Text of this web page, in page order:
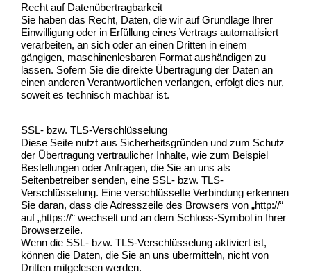
Recht auf Datenübertragbarkeit
Sie haben das Recht, Daten, die wir auf Grundlage Ihrer
Einwilligung oder in Erfüllung eines Vertrags automatisiert
verarbeiten, an sich oder an einen Dritten in einem
gängigen, maschinenlesbaren Format aushändigen zu
lassen. Sofern Sie die direkte Übertragung der Daten an
einen anderen Verantwortlichen verlangen, erfolgt dies nur,
soweit es technisch machbar ist.
SSL- bzw. TLS-Verschlüsselung
Diese Seite nutzt aus Sicherheitsgründen und zum Schutz
der Übertragung vertraulicher Inhalte, wie zum Beispiel
Bestellungen oder Anfragen, die Sie an uns als
Seitenbetreiber senden, eine SSL- bzw. TLS-
Verschlüsselung. Eine verschlüsselte Verbindung erkennen
Sie daran, dass die Adresszeile des Browsers von „http://“
auf „https://“ wechselt und an dem Schloss-Symbol in Ihrer
Browserzeile.
Wenn die SSL- bzw. TLS-Verschlüsselung aktiviert ist,
können die Daten, die Sie an uns übermitteln, nicht von
Dritten mitgelesen werden.